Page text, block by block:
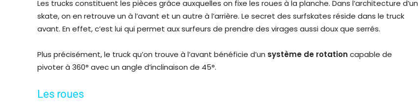
Les trucks constituent les pièces grâce auxquelles on fixe les roues à la planche. Dans l’architecture d’un
skate, on en retrouve un à l’avant et un autre à l’arrière. Le secret des surfskates réside dans le truck
avant. En effet, c’est lui qui permet aux surfeurs de prendre des virages aussi doux que serrés.
Plus précisément, le truck qu’on trouve à l’avant bénéficie d’un système de rotation capable de
pivoter à 360° avec un angle d’inclinaison de 45°.
Les roues